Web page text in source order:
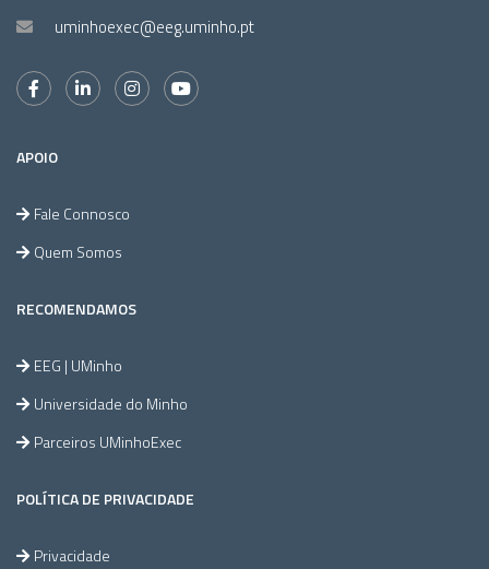
uminhoexec@eeg.uminho.pt
APOIO
Fale Connosco
Quem Somos
RECOMENDAMOS
EEG | UMinho
Universidade do Minho
Parceiros UMinhoExec
POLÍTICA DE PRIVACIDADE
Privacidade